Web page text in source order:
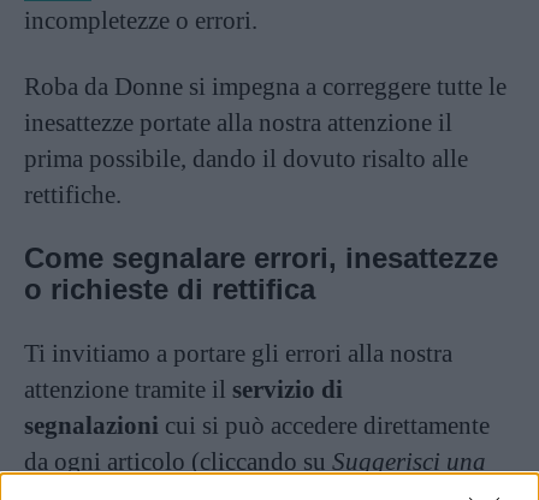
incompletezze o errori.
Roba da Donne si impegna a correggere tutte le
inesattezze portate alla nostra attenzione il
prima possibile, dando il dovuto risalto alle
rettifiche.
Come segnalare errori, inesattezze
o richieste di rettifica
Ti invitiamo a portare gli errori alla nostra
attenzione tramite il servizio di
segnalazioni cui si può accedere direttamente
da ogni articolo (cliccando su Suggerisci una